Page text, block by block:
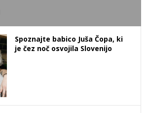
Spoznajte babico Juša Čopa, ki
je čez noč osvojila Slovenijo